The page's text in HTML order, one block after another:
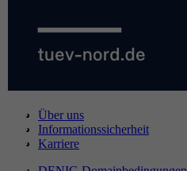
Über uns
Informationssicherheit
Karriere